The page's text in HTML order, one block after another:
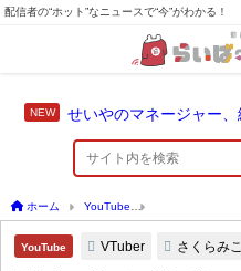
配信者の“ホット”なニュースで“今”がわかる！
ホーム YouTube
YouTube VTuber さくらみこ